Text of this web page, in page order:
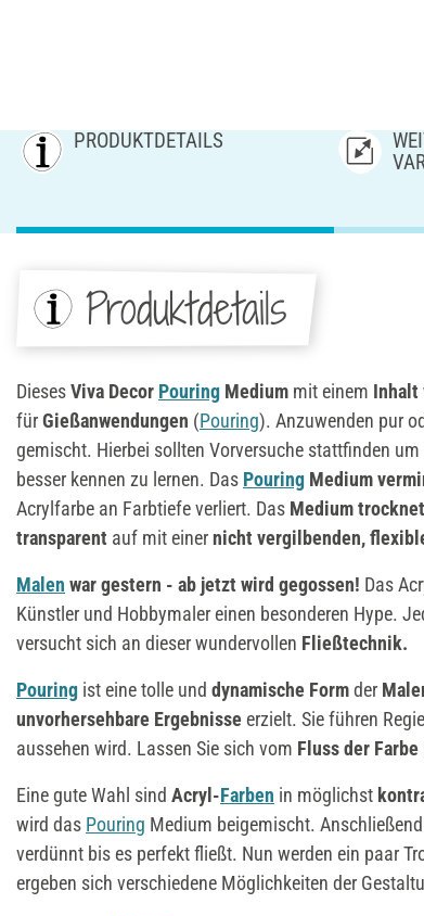
PRODUKTDETAILS
Produktdetails
DiesesViva Decor Pouring Medium mit einem Inhalt
fürGießanwendungen (Pouring). Anzuwenden pur
gemischt. Hierbei sollten Vorversuche stattfinden
besser kennen zu lernen. Das Pouring Medium
Acrylfarbe an Farbtiefe verliert. Das Mediumtrocknet
transparent auf mit einernicht vergilbenden,
Malen war gestern - ab jetzt wird gegossen! Das
Künstler und Hobbymaler einen besonderen Hype.
versucht sich an dieser wundervollen Fließtechnik.
Pouring ist eine tolle und dynamische Formder
unvorhersehbare Ergebnisse erzielt. Sie führen
aussehen wird. Lassen Sie sich vom Fluss der Farbe
Eine gute Wahl sind Acryl-Farben in möglichst
wird das Pouring Medium beigemischt.
verdünnt bis es perfekt fließt. Nun werden ein paar
ergeben sich verschiedene Möglichkeiten der